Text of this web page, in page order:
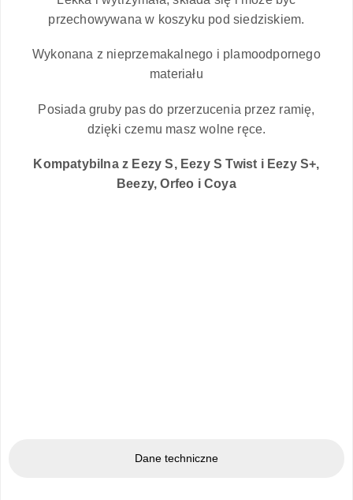
Dane techniczne
przechowywana w koszyku pod siedziskiem.
Wykonana z nieprzemakalnego i plamoodpornego
materiału
Posiada gruby pas do przerzucenia przez ramię,
dzięki czemu masz wolne ręce.
Kompatybilna z Eezy S, Eezy S Twist i Eezy S+,
Beezy, Orfeo i Coya